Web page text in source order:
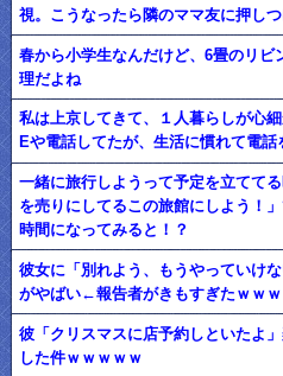
視。こうなったら隣のママ友に押し
春から小学生なんだけど、6畳のリ
理だよね
私は上京してきて、１人暮らしが心
Eや電話してたが、生活に慣れて電話
一緒に旅行しようって予定を立てて
を売りにしてるこの旅館にしよう！
時間になってみると！？
彼女に「別れよう、もうやっていけ
がやばい←報告者がきもすぎたｗｗ
彼「クリスマスに店予約しといたよ
した件ｗｗｗｗｗ